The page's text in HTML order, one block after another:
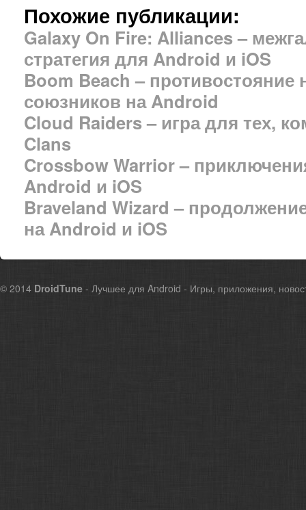
Похожие публикации:
Galaxy On Fire: Alliances –
стратегия для Android и iOS
Boom Beach – противостояние
союзников на Android
Cloud Raiders – игра для тех,
Clans
Crossbow Warrior –
Android и iOS
Braveland Wizard –
на Android и iOS
© 2014 DroidTune - Лучшее для Android - Игры, приложения,